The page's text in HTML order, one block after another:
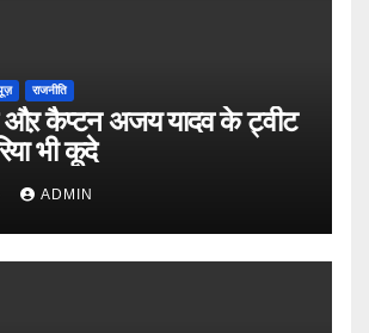
राजनीति
कैप्टन अजय यादव के ट्वीट
भी कूदे
ADMIN